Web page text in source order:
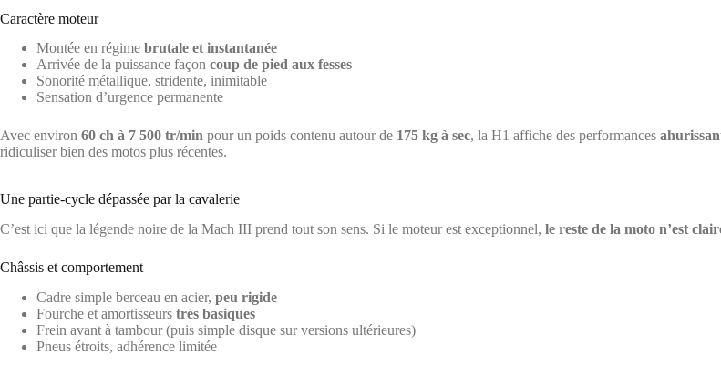
Caractère moteur
Montée en régime brutale et instantanée
Arrivée de la puissance façon coup de pied aux fesses
Sonorité métallique, stridente, inimitable
Sensation d’urgence permanente
Avec environ 60 ch à 7 500 tr/min pour un poids contenu autour de 175 kg à sec, la H1 affiche des performances
ridiculiser bien des motos plus récentes.
Une partie-cycle dépassée par la cavalerie
C’est ici que la légende noire de la Mach III prend tout son sens. Si le moteur est exceptionnel, le reste de la moto n’est
Châssis et comportement
Cadre simple berceau en acier, peu rigide
Fourche et amortisseurs très basiques
Frein avant à tambour (puis simple disque sur versions ultérieures)
Pneus étroits, adhérence limitée